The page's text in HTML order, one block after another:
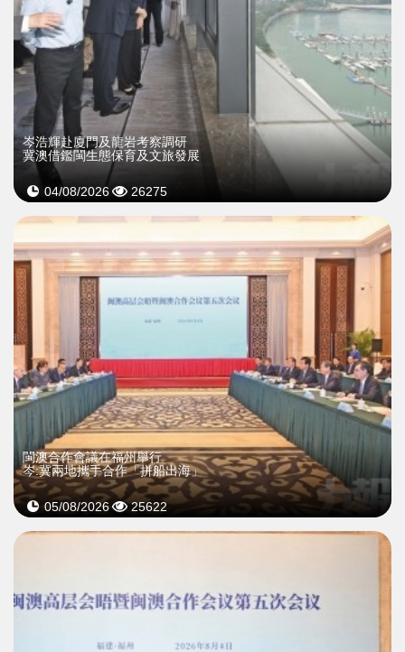
岑浩輝赴廈門及龍岩考察調研
冀澳借鑑閩生態保育及文旅發展
04/08/2026 26275
閩澳合作會議在福州舉行
岑:冀兩地攜手合作「拼船出海」
05/08/2026 25622